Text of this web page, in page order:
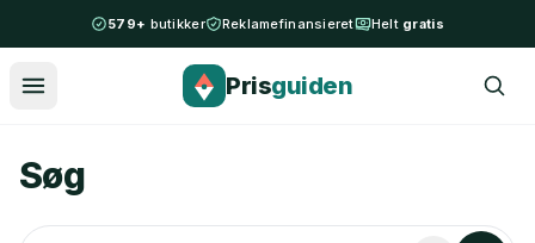
Spring til indhold
579+ butikker Reklamefinansieret Helt gratis
Prisguiden
Søg